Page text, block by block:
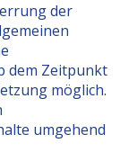
der
dem Zeitpunkt
möglich.
umgehend